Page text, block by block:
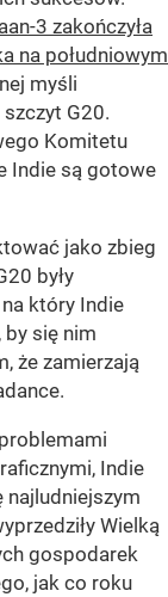
3 zakończyła
na południowym
myśli
G20.
Komitetu
Indie są gotowe
jako zbieg
były
który Indie
by się nim
że zamierzają
Indie
najludniejszym
Wielką
gospodarek
jak co roku